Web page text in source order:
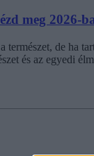
meg 2026-
természet, de ha
és az egyedi